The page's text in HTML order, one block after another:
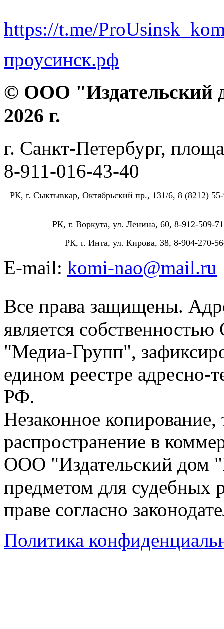
https://t.me/
проусинск.рф
© ООО "Издательский
2026 г.
г. Санкт-Петербург,
8-911-016-43-40
РК, г. Сыктывкар, Октябрьский пр., 131/6, 8 (8212)
РК, г. Воркута, ул. Ленина, 60, 8-912-509-
РК, г. Инта, ул. Кирова, 38, 8-904-270-
E-mail: komi-nao@mail.ru
Все права защищены.
является
"Медиа-Групп",
едином реестре адресно-
РФ.
Незаконное
распространение в
ООО "Издательский дом
предметом для судебных
праве согласно
Политика